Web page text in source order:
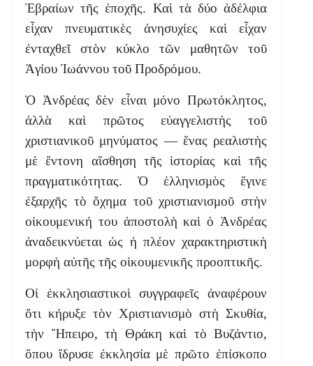
Ἑβραίων τῆς ἐποχῆς. Καὶ τὰ δύο ἀδέλφια
εἶχαν πνευματικὲς ἀνησυχίες καὶ εἶχαν
ἐνταχθεῖ στὸν κύκλο τῶν μαθητῶν τοῦ
Ἁγίου Ἰωάννου τοῦ Προδρόμου.
Ὁ Ἀνδρέας δὲν εἶναι μόνο Πρωτόκλητος,
ἀλλὰ καὶ πρῶτος εὐαγγελιστὴς τοῦ
χριστιανικοῦ μηνύματος — ἕνας ρεαλιστὴς
μὲ ἔντονη αἴσθηση τῆς ἱστορίας καὶ τῆς
πραγματικότητας. Ὁ ἑλληνισμὸς ἔγινε
ἐξαρχῆς τὸ ὄχημα τοῦ χριστιανισμοῦ στὴν
οἰκουμενική του ἀποστολὴ καὶ ὁ Ἀνδρέας
ἀναδεικνύεται ὡς ἡ πλέον χαρακτηριστικὴ
μορφὴ αὐτῆς τῆς οἰκουμενικῆς προοπτικῆς.
Οἱ ἐκκλησιαστικοὶ συγγραφεῖς ἀναφέρουν
ὅτι κήρυξε τὸν Χριστιανισμὸ στὴ Σκυθία,
τὴν Ἤπειρο, τὴ Θράκη καὶ τὸ Βυζάντιο,
ὅπου ἵδρυσε ἐκκλησία μὲ πρῶτο ἐπίσκοπο